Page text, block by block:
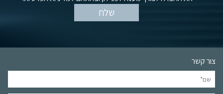
צור קשר